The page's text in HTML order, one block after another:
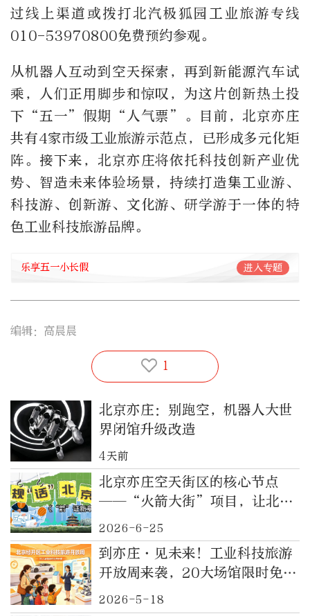
过线上渠道或拨打北汽极狐园工业旅游专线
010-53970800免费预约参观。
从机器人互动到空天探索，再到新能源汽车试
乘，人们正用脚步和惊叹，为这片创新热土投
下“五一”假期“人气票”。目前，北京亦庄
共有4家市级工业旅游示范点，已形成多元化矩
阵。接下来，北京亦庄将依托科技创新产业优
势、智造未来体验场景，持续打造集工业游、
科技游、创新游、文化游、研学游于一体的特
色工业科技旅游品牌。
乐享五一小长假 进入专题
编辑：高晨晨
1
北京亦庄：别跑空，机器人大世
界闭馆升级改造
4天前
北京亦庄空天街区的核心节点
——“火箭大街”项目，让北京
的空天梦想在亦庄落地生根
2026-6-25
到亦庄·见未来！工业科技旅游
开放周来袭，20大场馆限时免费
开放！
2026-5-18